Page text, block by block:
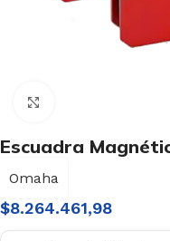
Escuadra
Omaha
$8.264.461,98